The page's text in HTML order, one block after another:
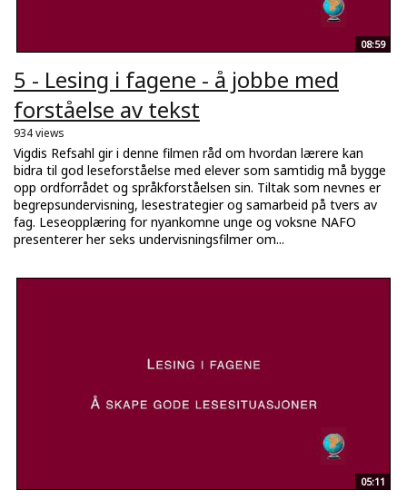
08:59
5 - Lesing i fagene - å jobbe med
forståelse av tekst
934 views
Vigdis Refsahl gir i denne filmen råd om hvordan lærere kan
bidra til god leseforståelse med elever som samtidig må bygge
opp ordforrådet og språkforståelsen sin. Tiltak som nevnes er
begrepsundervisning, lesestrategier og samarbeid på tvers av
fag. Leseopplæring for nyankomne unge og voksne NAFO
presenterer her seks undervisningsfilmer om...
05:11